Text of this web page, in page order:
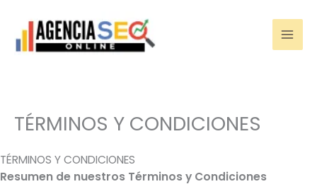
contenido
TÉRMINOS Y CONDICIONES
TÉRMINOS Y CONDICIONES
Resumen de nuestros Términos y Condiciones